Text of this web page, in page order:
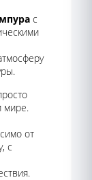
с
мире.
от
с